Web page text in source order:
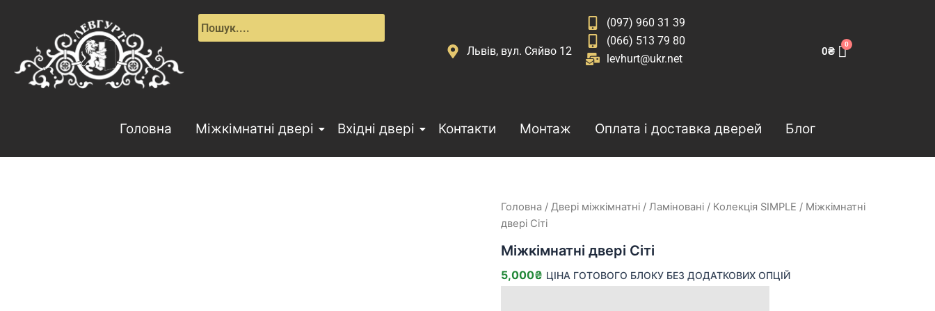
Львів, вул. Сяйво 12
(097) 960 31 39
(066) 513 79 80
levhurt@ukr.net
0₴
Головна Міжкімнатні двері Вхідні двері Контакти Монтаж Оплата і доставка дверей Блог
Головна / Двері міжкімнатні / Ламіновані / Колекція SIMPLE / Міжкімнатні
двері Сіті
Міжкімнатні двері Сіті
5,000₴ ЦІНА ГОТОВОГО БЛОКУ БЕЗ ДОДАТКОВИХ ОПЦІЙ
Міжкімнатні
двері
Сіті
кількість